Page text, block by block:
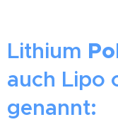
Lithium
auch Lipo
genannt: